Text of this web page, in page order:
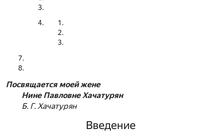
Посвящается моей жене
Нине Павловне Хачатурян
Б. Г. Хачатурян
Введение